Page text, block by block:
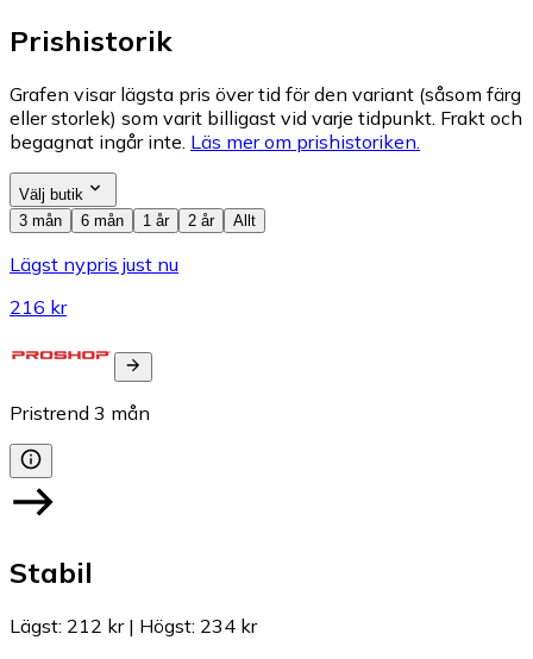
Prishistorik
Grafen visar lägsta pris över tid för den variant (såsom färg
eller storlek) som varit billigast vid varje tidpunkt. Frakt och
begagnat ingår inte. Läs mer om prishistoriken.
Välj butik
3 mån
6 mån 1 år 2 år Allt
Lägst nypris just nu
216 kr
Pristrend 3 mån
Stabil
Lägst: 212 kr| Högst: 234 kr